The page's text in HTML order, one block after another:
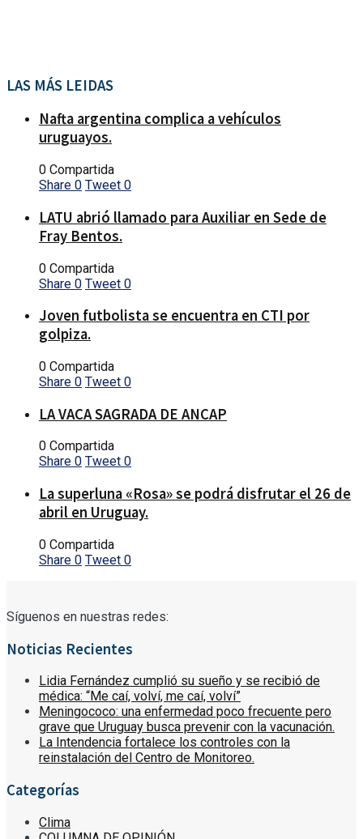
LAS MÁS LEIDAS
Nafta argentina complica a vehículos
uruguayos.
0 Compartida
Share 0 Tweet 0
LATU abrió llamado para Auxiliar en Sede de
Fray Bentos.
0 Compartida
Share 0 Tweet 0
Joven futbolista se encuentra en CTI por
golpiza.
0 Compartida
Share 0 Tweet 0
LA VACA SAGRADA DE ANCAP
0 Compartida
Share 0 Tweet 0
La superluna «Rosa» se podrá disfrutar el 26 de
abril en Uruguay.
0 Compartida
Share 0 Tweet 0
Síguenos en nuestras redes:
Noticias Recientes
Lidia Fernández cumplió su sueño y se recibió de
médica: “Me caí, volví, me caí, volví”
Meningococo: una enfermedad poco frecuente pero
grave que Uruguay busca prevenir con la vacunación.
La Intendencia fortalece los controles con la
reinstalación del Centro de Monitoreo.
Categorías
Clima